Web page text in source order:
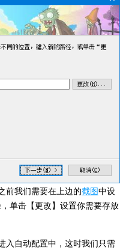
前我们需要在上边的截图中设
单击【更改】设置你需要存放
入自动配置中，这时我们只需